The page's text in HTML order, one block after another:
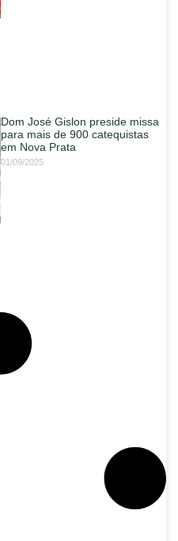
Dom José Gislon preside missa
para mais de 900 catequistas
em Nova Prata
01/09/2025